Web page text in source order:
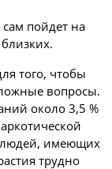
пойдет на
того, чтобы
вопросы.
около 3,5 %
людей, имеющих
трудно